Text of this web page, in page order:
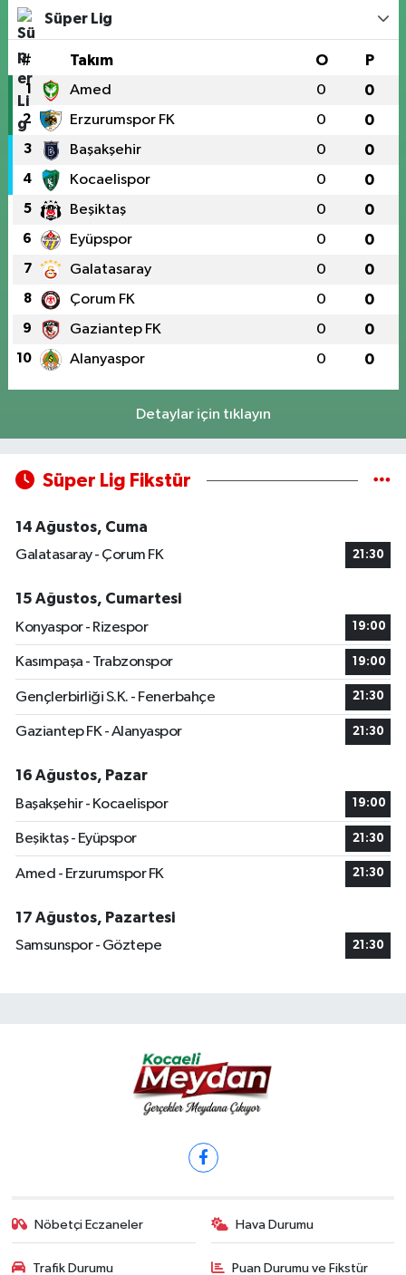
Süper Lig
# Takım O P
1 Amed 0 0
2 Erzurumspor FK 0 0
3 Başakşehir 0 0
4 Kocaelispor 0 0
5 Beşiktaş 0 0
6 Eyüpspor 0 0
7 Galatasaray 0 0
8 Çorum FK 0 0
9 Gaziantep FK 0 0
10 Alanyaspor 0 0
Detaylar için tıklayın
Süper Lig Fikstür
14 Ağustos, Cuma
Galatasaray - Çorum FK
21:30
15 Ağustos, Cumartesi
Konyaspor - Rizespor
19:00
Kasımpaşa - Trabzonspor 19:00
Gençlerbirliği S.K. - Fenerbahçe 21:30
Gaziantep FK - Alanyaspor 21:30
16 Ağustos, Pazar
Başakşehir - Kocaelispor
19:00
Beşiktaş - Eyüpspor 21:30
Amed - Erzurumspor FK 21:30
17 Ağustos, Pazartesi
Samsunspor - Göztepe
21:30
Nöbetçi Eczaneler Hava Durumu
Trafik Durumu Puan Durumu ve Fikstür